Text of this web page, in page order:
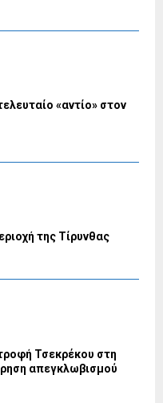
«αντίο» στον
της Τίρυνθας
Τσεκρέκου στη
απεγκλωβισμού